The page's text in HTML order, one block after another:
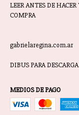
LEER ANTES DE HACER
COMPRA
gabrielaregina.com.ar
DIBUS PARA
MEDIOS DE PAGO